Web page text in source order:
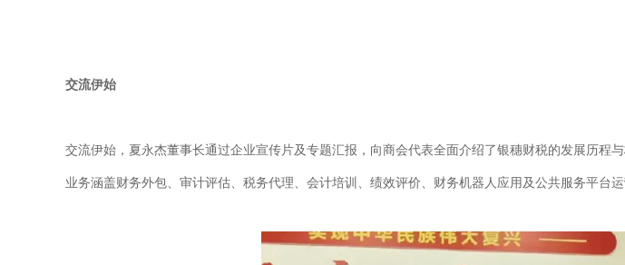
交流伊始
交流伊始，夏永杰董事长通过企业宣传片及专题汇报，向商会代表全面介绍了银穗财税的发展历程
业务涵盖财务外包、审计评估、税务代理、会计培训、绩效评价、财务机器人应用及公共服务平台运